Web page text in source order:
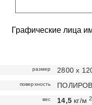
Графические лица
размер 2800 х
поверхность
вес 14,5 кг/м2